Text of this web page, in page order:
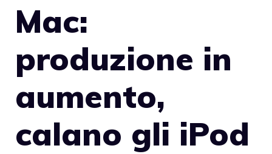
Mac:
produzione in
aumento,
calano gli iPod